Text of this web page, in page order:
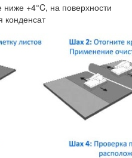
ниже +4°C, на поверхности
конденсат